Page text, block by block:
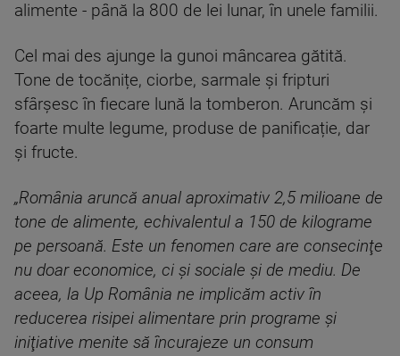
alimente - până la 800 de lei lunar, în unele familii.
Cel mai des ajunge la gunoi mâncarea gătită.
Tone de tocănițe, ciorbe, sarmale și fripturi
sfârșesc în fiecare lună la tomberon. Aruncăm și
foarte multe legume, produse de panificație, dar
și fructe.
„România aruncă anual aproximativ 2,5 milioane de
tone de alimente, echivalentul a 150 de kilograme
pe persoană. Este un fenomen care are consecinţe
nu doar economice, ci şi sociale şi de mediu. De
aceea, la Up România ne implicăm activ în
reducerea risipei alimentare prin programe şi
iniţiative menite să încurajeze un consum